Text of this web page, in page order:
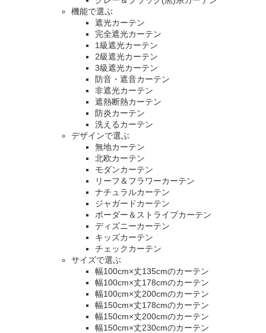
機能で選ぶ
遮光カーテン
完全遮光カーテン
1級遮光カーテン
2級遮光カーテン
3級遮光カーテン
防音・遮音カーテン
非遮光カーテン
遮熱断熱カーテン
防炎カーテン
洗えるカーテン
デザインで選ぶ
無地カーテン
北欧カーテン
モダンカーテン
リーフ＆フラワーカーテン
ナチュラルカーテン
ジャガードカーテン
ボーダー＆ストライプカーテン
ディズニーカーテン
キッズカーテン
チェックカーテン
サイズで選ぶ
幅100cm×丈135cmのカーテン
幅100cm×丈178cmのカーテン
幅100cm×丈200cmのカーテン
幅150cm×丈178cmのカーテン
幅150cm×丈200cmのカーテン
幅150cm×丈230cmのカーテン